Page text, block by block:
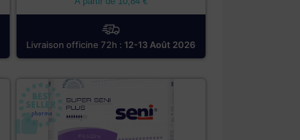
Livraison officine 72h : 12-13 Août 2026